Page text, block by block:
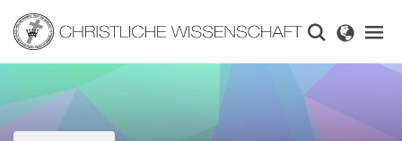
main
content